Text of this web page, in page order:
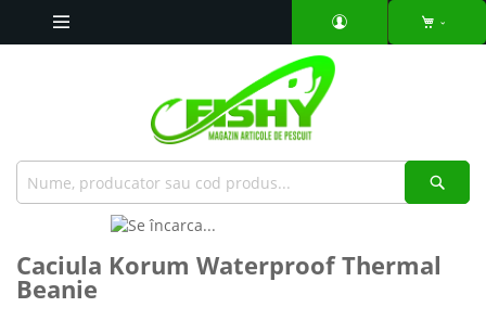
the
end
to
the
Caciula Korum Waterproof Thermal
Beanie